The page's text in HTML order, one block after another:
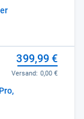
399,99 €
Versand: 0,00 €